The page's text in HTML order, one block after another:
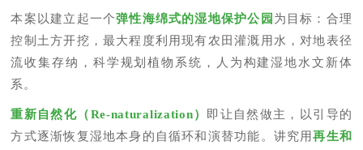
本案以建立起一个弹性海绵式的湿地保护公园 为目标：合理
控制土方开挖，最大程度利用现有农田灌溉用水，对地表径
流收集存纳，科学规划植物系统，人为构建湿地水文新体
系。
重新自然化（Re-naturalization） 即让自然做主，以引导的
方式逐渐恢复湿地本身的自循环和演替功能。讲究用再生和